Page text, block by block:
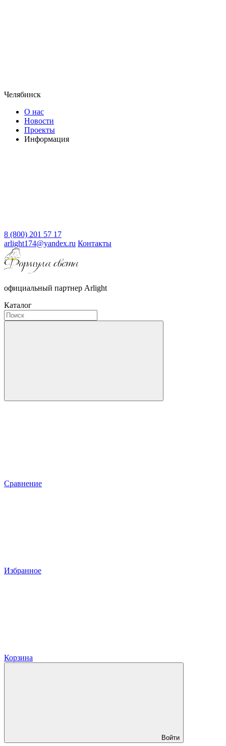
Челябинск
О нас
Новости
Проекты
Информация
8 (800) 201 57 17
arlight174@yandex.ru Контакты
официальный партнер Arlight
Каталог
Сравнение
Избранное
Корзина
Войти